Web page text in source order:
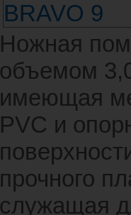
Ножная
объемом
имеющая
PVC и
прочного
служащая